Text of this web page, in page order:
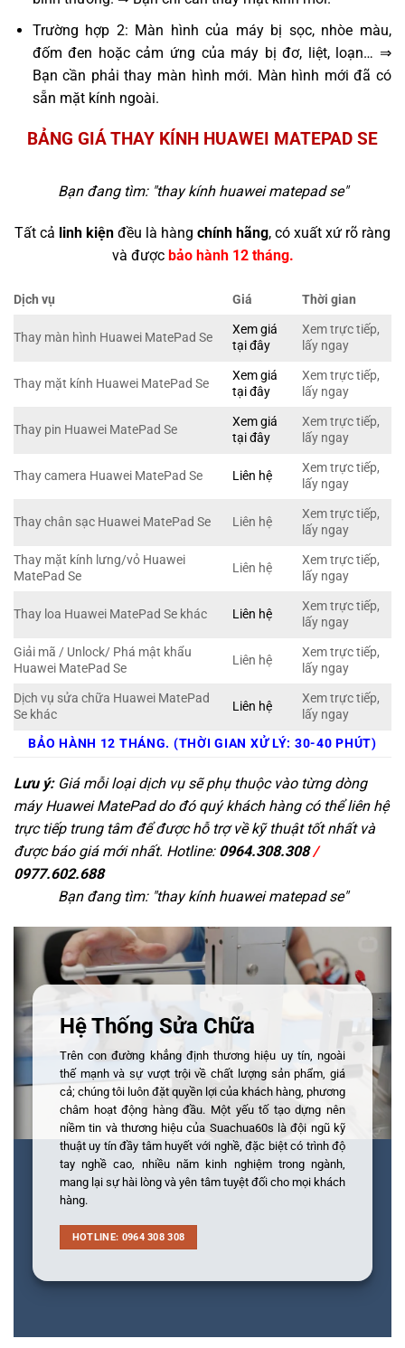
Trường hợp 2: Màn hình của máy bị sọc, nhòe màu,
đốm đen hoặc cảm ứng của máy bị đơ, liệt, loạn… ⇒
Bạn cần phải thay màn hình mới. Màn hình mới đã có
sẵn mặt kính ngoài.
BẢNG GIÁ THAY KÍNH HUAWEI MATEPAD SE
Bạn đang tìm: "thay kính huawei matepad se"
Tất cả linh kiện đều là hàng chính hãng, có xuất xứ rõ ràng
và được bảo hành 12 tháng.
Dịch vụ Giá Thời gian
Thay màn hình Huawei MatePad Se
Xem giá
tại đây
Xem trực tiếp,
lấy ngay
Thay mặt kính Huawei MatePad Se
Xem giá
tại đây
Xem trực tiếp,
lấy ngay
Thay pin Huawei MatePad Se
Xem giá
tại đây
Xem trực tiếp,
lấy ngay
Thay camera Huawei MatePad Se Liên hệ
Xem trực tiếp,
lấy ngay
Thay chân sạc Huawei MatePad Se Liên hệ
Xem trực tiếp,
lấy ngay
Thay mặt kính lưng/vỏ Huawei
MatePad Se
Liên hệ
Xem trực tiếp,
lấy ngay
Thay loa Huawei MatePad Se khác Liên hệ
Xem trực tiếp,
lấy ngay
Giải mã / Unlock/ Phá mật khẩu
Huawei MatePad Se
Liên hệ
Xem trực tiếp,
lấy ngay
Dịch vụ sửa chữa Huawei MatePad
Se khác
Liên hệ
Xem trực tiếp,
lấy ngay
BẢO HÀNH 12 THÁNG. (THỜI GIAN XỬ LÝ: 30-40 PHÚT)
Lưu ý:Giá mỗi loại dịch vụ sẽ phụ thuộc vào từng dòng
máy Huawei MatePad do đó quý khách hàng có thể liên hệ
trực tiếp trung tâm để được hỗ trợ về kỹ thuật tốt nhất và
được báo giá mới nhất. Hotline: 0964.308.308/
0977.602.688
Bạn đang tìm: "thay kính huawei matepad se"
Hệ Thống Sửa Chữa
Trên con đường khẳng định thương hiệu uy tín, ngoài
thế mạnh và sự vượt trội về chất lượng sản phẩm, giá
cả; chúng tôi luôn đặt quyền lợi của khách hàng, phương
châm hoạt động hàng đầu. Một yếu tố tạo dựng nên
niềm tin và thương hiệu của Suachua60s là đội ngũ kỹ
thuật uy tín đầy tâm huyết với nghề, đặc biệt có trình độ
tay nghề cao, nhiều năm kinh nghiệm trong ngành,
mang lại sự hài lòng và yên tâm tuyệt đối cho mọi khách
hàng.
HOTLINE: 0964 308 308